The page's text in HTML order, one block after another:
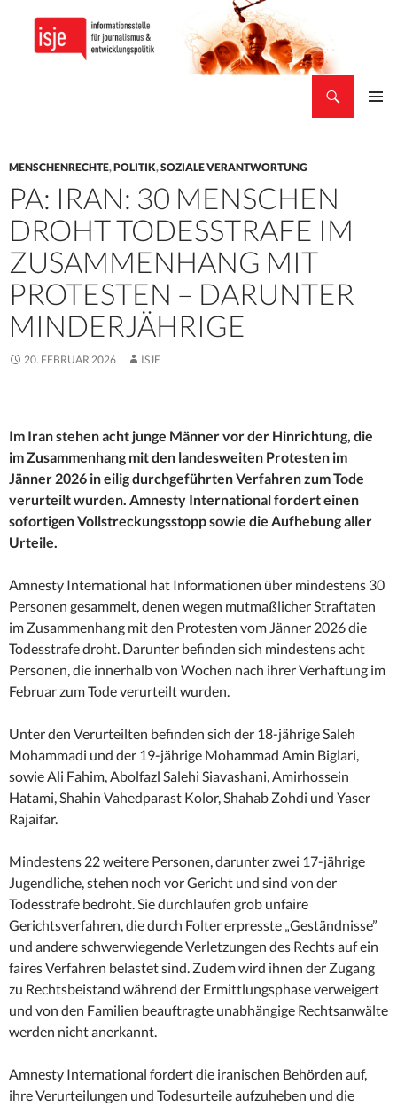
MENSCHENRECHTE,POLITIK,SOZIALE VERANTWORTUNG
PA: IRAN: 30 MENSCHEN
DROHT TODESSTRAFE IM
ZUSAMMENHANG MIT
PROTESTEN – DARUNTER
MINDERJÄHRIGE
20. FEBRUAR 2026 ISJE
Im Iran stehen acht junge Männer vor der Hinrichtung, die
im Zusammenhang mit den landesweiten Protesten im
Jänner 2026 in eilig durchgeführten Verfahren zum Tode
verurteilt wurden. Amnesty International fordert einen
sofortigen Vollstreckungsstopp sowie die Aufhebung aller
Urteile.
Amnesty International hat Informationen über mindestens 30
Personen gesammelt, denen wegen mutmaßlicher Straftaten
im Zusammenhang mit den Protesten vom Jänner 2026 die
Todesstrafe droht. Darunter befinden sich mindestens acht
Personen, die innerhalb von Wochen nach ihrer Verhaftung im
Februar zum Tode verurteilt wurden.
Unter den Verurteilten befinden sich der 18-jährige Saleh
Mohammadi und der 19-jährige Mohammad Amin Biglari,
sowie Ali Fahim, Abolfazl Salehi Siavashani, Amirhossein
Hatami, Shahin Vahedparast Kolor, Shahab Zohdi und Yaser
Rajaifar.
Mindestens 22 weitere Personen, darunter zwei 17-jährige
Jugendliche, stehen noch vor Gericht und sind von der
Todesstrafe bedroht. Sie durchlaufen grob unfaire
Gerichtsverfahren, die durch Folter erpresste „Geständnisse”
und andere schwerwiegende Verletzungen des Rechts auf ein
faires Verfahren belastet sind. Zudem wird ihnen der Zugang
zu Rechtsbeistand während der Ermittlungsphase verweigert
und von den Familien beauftragte unabhängige Rechtsanwälte
werden nicht anerkannt.
Amnesty International fordert die iranischen Behörden auf,
ihre Verurteilungen und Todesurteile aufzuheben und die